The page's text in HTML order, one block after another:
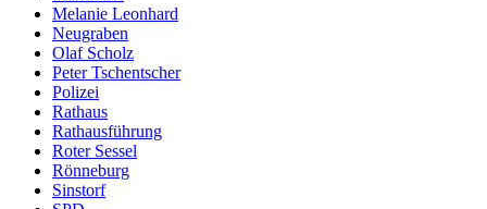
Melanie Leonhard
Neugraben
Olaf Scholz
Peter Tschentscher
Polizei
Rathaus
Rathausführung
Roter Sessel
Rönneburg
Sinstorf